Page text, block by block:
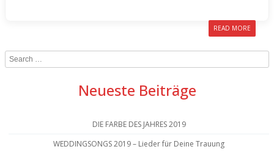
READ MORE
Search
Neueste Beiträge
DIE FARBE DES JAHRES 2019
WEDDINGSONGS 2019 – Lieder für Deine Trauung